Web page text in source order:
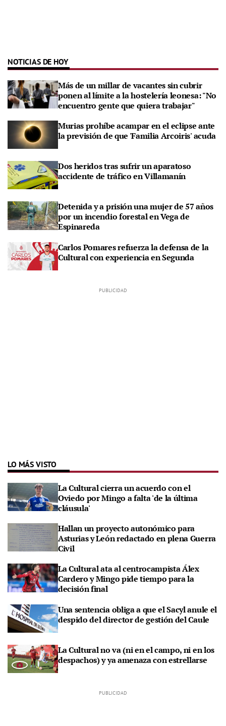
NOTICIAS DE HOY
Más de un millar de vacantes sin cubrir
ponen al límite a la hostelería leonesa: "No
encuentro gente que quiera trabajar"
Murias prohíbe acampar en el eclipse ante
la previsión de que 'Familia Arcoiris' acuda
Dos heridos tras sufrir un aparatoso
accidente de tráfico en Villamanín
Detenida y a prisión una mujer de 57 años
por un incendio forestal en Vega de
Espinareda
Carlos Pomares refuerza la defensa de la
Cultural con experiencia en Segunda
LO MÁS VISTO
La Cultural cierra un acuerdo con el
Oviedo por Mingo a falta 'de la última
cláusula'
Hallan un proyecto autonómico para
Asturias y León redactado en plena Guerra
Civil
La Cultural ata al centrocampista Álex
Cardero y Mingo pide tiempo para la
decisión final
Una sentencia obliga a que el Sacyl anule el
despido del director de gestión del Caule
La Cultural no va (ni en el campo, ni en los
despachos) y ya amenaza con estrellarse